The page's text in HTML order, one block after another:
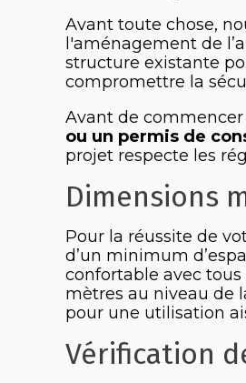
Avant toute chose,
l'aménagement de
structure existante
compromettre la
Avant de
ou un permis de
projet respecte les
Dimensions
Pour la réussite de
d’un minimum
confortable avec
mètres au niveau de
pour une utilisation
Vérification